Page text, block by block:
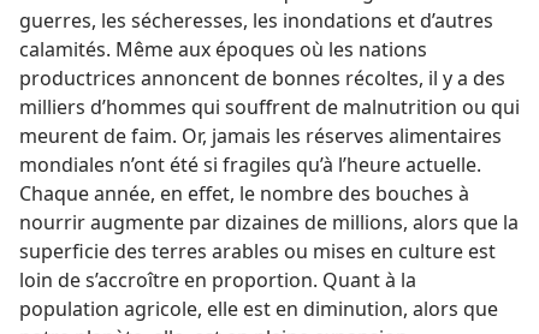
guerres, les sécheresses, les inondations et d’autres
calamités. Même aux époques où les nations
productrices annoncent de bonnes récoltes, il y a des
milliers d’hommes qui souffrent de malnutrition ou qui
meurent de faim. Or, jamais les réserves alimentaires
mondiales n’ont été si fragiles qu’à l’heure actuelle.
Chaque année, en effet, le nombre des bouches à
nourrir augmente par dizaines de millions, alors que la
superficie des terres arables ou mises en culture est
loin de s’accroître en proportion. Quant à la
population agricole, elle est en diminution, alors que